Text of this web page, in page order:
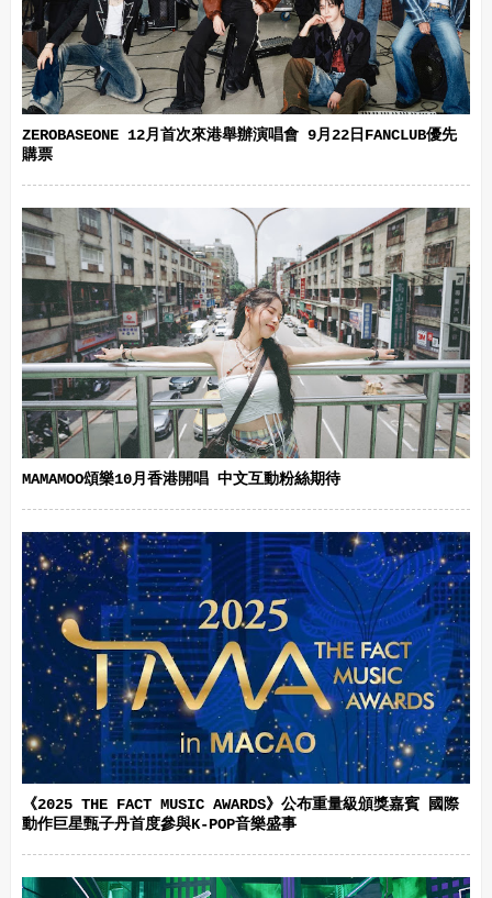
ZEROBASEONE 12月首次來港舉辦演唱會 9月22日FANCLUB優先
購票
MAMAMOO頌樂10月香港開唱 中文互動粉絲期待
《2025 THE FACT MUSIC AWARDS》公布重量級頒獎嘉賓 國際
動作巨星甄子丹首度參與K-POP音樂盛事